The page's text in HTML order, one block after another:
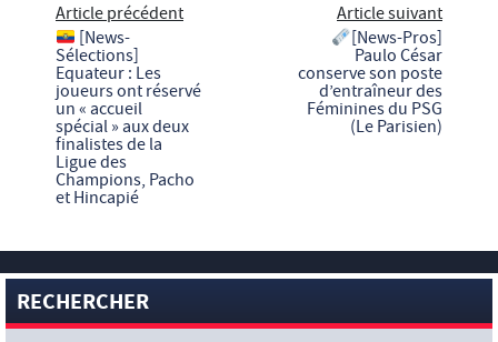
Article précédent
[News-
Sélections]
Equateur : Les
joueurs ont réservé
un « accueil
spécial » aux deux
finalistes de la
Ligue des
Champions, Pacho
et Hincapié
Article suivant
[News-Pros]
Paulo César
conserve son poste
d’entraîneur des
Féminines du PSG
(Le Parisien)
RECHERCHER